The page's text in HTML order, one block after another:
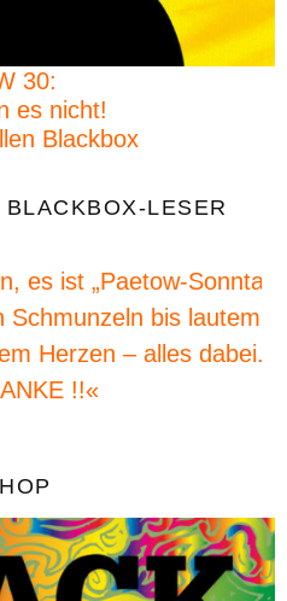
30:
es nicht!
Blackbox
LESER
es ist „Paetow-Sonntag“
Schmunzeln bis lautem
Herzen – alles dabei.
!!«